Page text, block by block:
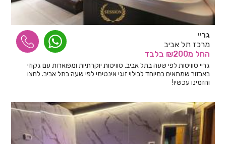
גריי
מרכז תל אביב
החל מ₪200 בלבד
גריי סוויטות לפי שעה בתל אביב, סוויטות יוקרתיות ומפוארות עם גקוזי
באבזור שמתאים במיוחד לבילוי זוגי אינטימי לפי שעה בתל אביב. לחצו
והזמינו עכשיו!